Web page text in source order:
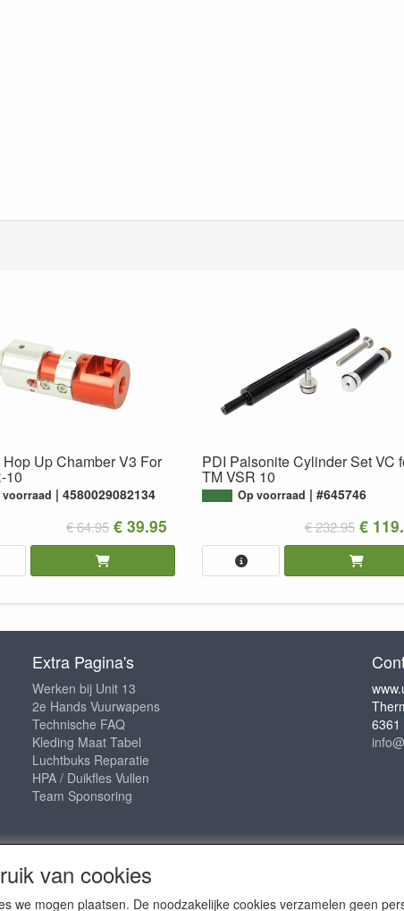
Up Chamber V3 For
10
voorraad 4580029082134
€ 64.95 € 39.95
PDI Palsonite Cylinder Set VC
TM VSR 10
Op voorraad #645746
€ 232.95€
Extra Pagina's
Werken bij Unit 13
2e Hands Vuurwapens
Technische FAQ
Kleding Maat Tabel
Luchtbuks Reparatie
HPA / Duikfles Vullen
Team Sponsoring
6361
van cookies
we mogen plaatsen. De noodzakelijke cookies verzamelen geen